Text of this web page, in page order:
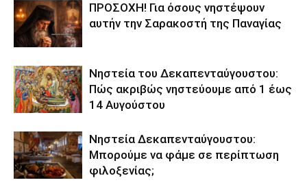
ΠΡΟΣΟΧΗ! Για όσους νηστέψουν
αυτήν την Σαρακοστή της Παναγίας
Νηστεία του Δεκαπενταύγουστου:
Πώς ακριβώς νηστεύουμε από 1 έως
14 Αυγούστου
Νηστεία Δεκαπενταύγουστου:
Μπορούμε να φάμε σε περίπτωση
φιλοξενίας;